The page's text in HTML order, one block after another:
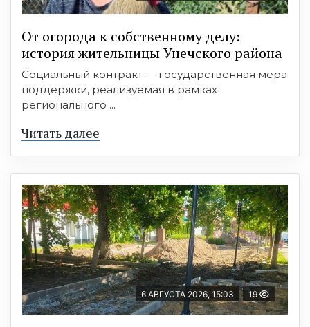
От огорода к собственному делу:
история жительницы Унечского района
Социальный контракт — государственная мера
поддержки, реализуемая в рамках
регионального ...
Читать далее
6 АВГУСТА 2026, 15:03 19